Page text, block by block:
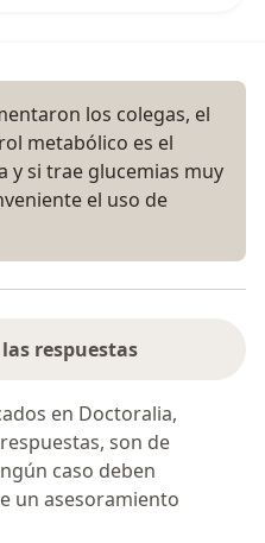
los colegas, el
metabólico es el
y si trae glucemias muy
el uso de
respuestas
en Doctoralia,
son de
caso deben
un asesoramiento